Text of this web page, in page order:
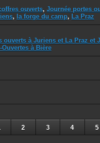
ouverts, Journée portes
, la forge du camp, La Praz
ouverts à Juriens et La Praz et
Ouvertes à Bière
2 3 4 5